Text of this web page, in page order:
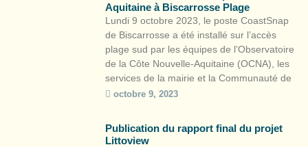
Nouvelle-Aquitaine et de la […]
Aquitaine à Biscarrosse Plage
Lundi 9 octobre 2023, le poste CoastSnap
de Biscarrosse a été installé sur l’accès
plage sud par les équipes de l’Observatoire
de la Côte Nouvelle-Aquitaine (OCNA), les
services de la mairie et la Communauté de
Communes des Grands Lacs. Il s’agit de la
et Capbreton. Comment devenir […]
octobre 9, 2023
Publication du rapport final du projet
Littoview